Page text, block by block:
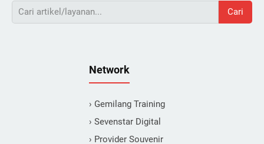
Cari
Network
› Gemilang Training
› Sevenstar Digital
› Provider Souvenir